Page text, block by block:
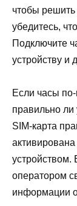
чтобы
убедитесь,
Подключите
устройству и
Если часы
правильно ли
SIM-карта
устройством.
оператором
информации